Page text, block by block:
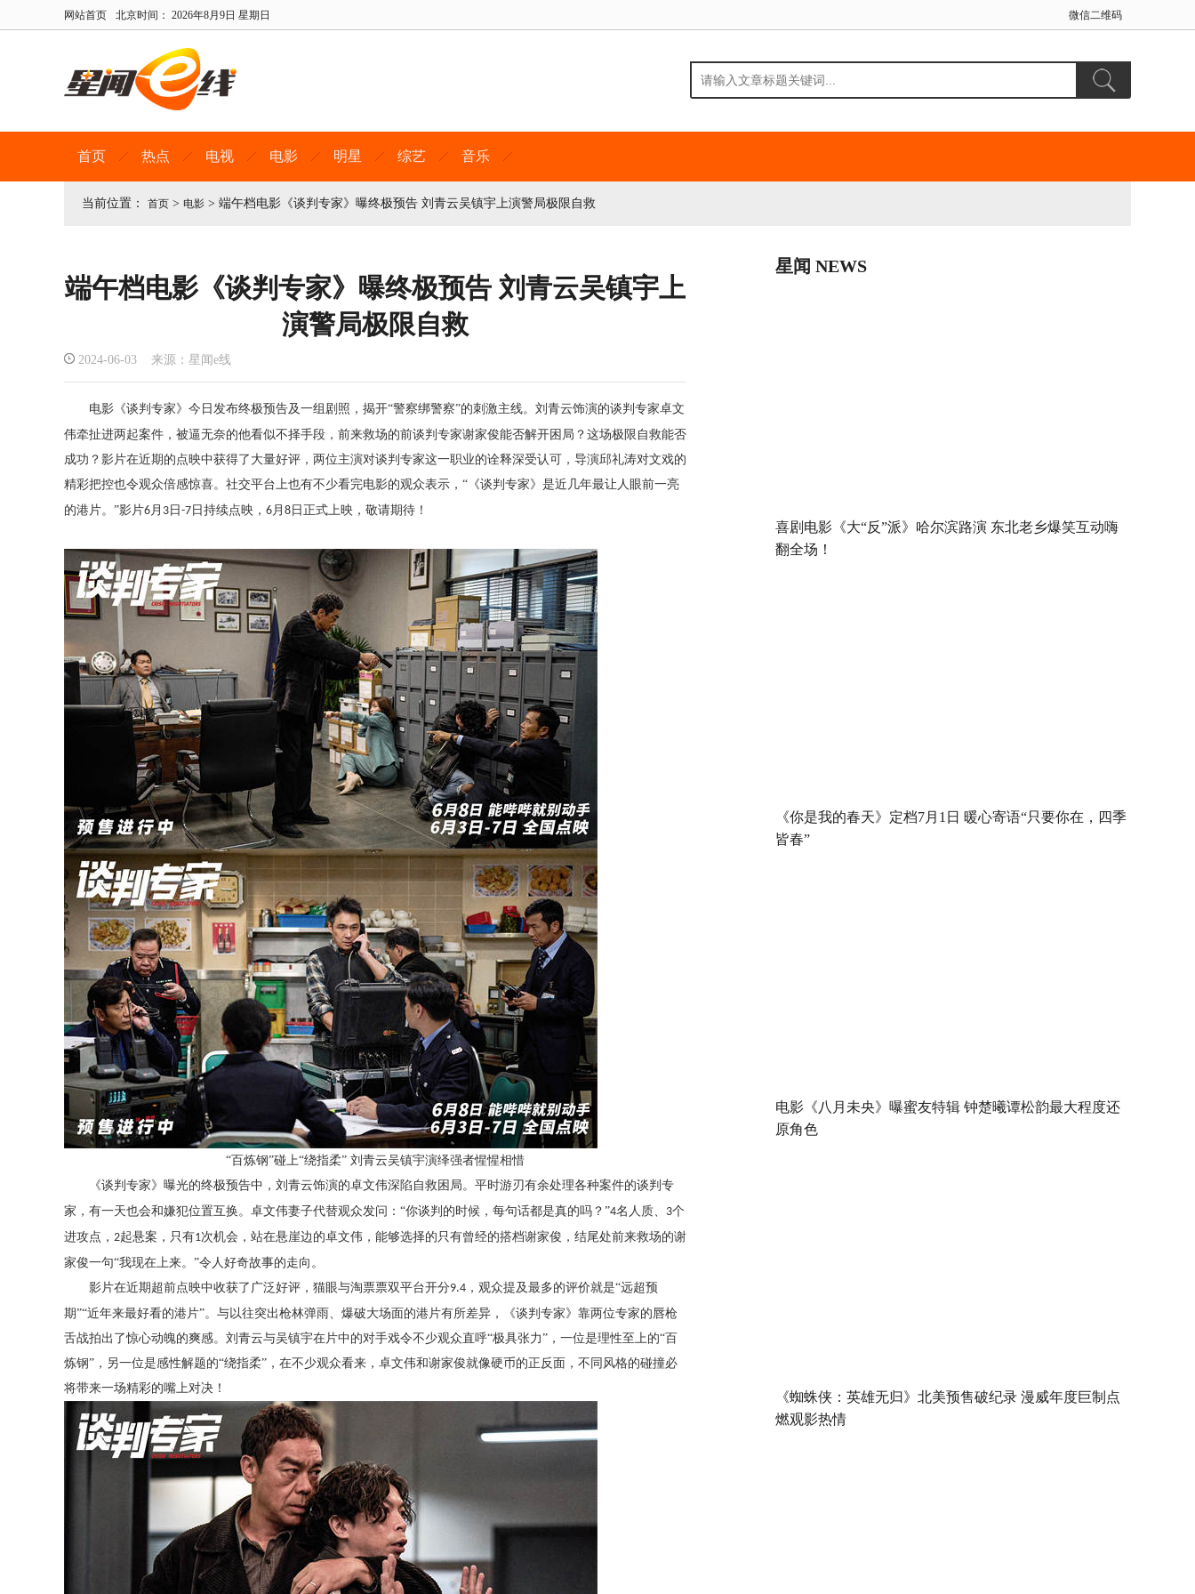
网站首页 北京时间： 2026年8月9日 星期日 微信二维码
首页 热点 电视 电影 明星 综艺 音乐
当前位置： 首页 > 电影 > 端午档电影《谈判专家》曝终极预告 刘青云吴镇宇上演警局极限自救
端午档电影《谈判专家》曝终极预告 刘青云吴镇宇上
演警局极限自救
2024-06-03 来源：星闻e线
电影《谈判专家》今日发布终极预告及一组剧照 ，揭开“警察绑警察”的刺激主线。刘青云饰演的谈判专家卓文
伟牵扯进两起案件，被逼无奈的他看似不择手段，前来救场的前谈判专家谢家俊能否解开困局？这场极限自救能否
成功？影片在近期的点映中获得了大量好评，两位主演对谈判专家这一职业的诠释深受认可，导演邱礼涛对文戏的
精彩把控也令观众倍感惊喜。社交平台上也有不少看完电影的观众表示，“《谈判专家》是近几年最让人眼前一亮
的港片。 ”影片6月 3 日 -7 日持续点映， 6月 8 日正式上映，敬请期待！
“百炼钢”碰上“绕指柔” 刘青云吴镇宇演绎强者惺惺相惜
《谈判专家》曝光的终极预告中， 刘青云饰演的卓文伟深陷自救困局。平时游刃有余处理各种案件的谈判专
家，有一天也会和嫌犯位置互换。卓文伟妻子代替观众发问： “你谈判的时候，每句话都是真的吗？”4名人质、 3个
进攻点， 2起悬案，只有1次机会，站在悬崖边的卓文伟，能够选择的只有曾经的搭档谢家俊，结尾处前来救场的谢
家俊一句“我现在上来。”令人好奇故事的走向。
影片在近期超前点映中收获了广泛好评，猫眼与淘票票双平台开分9.4 ，观众提及最多的评价就是“远超预
期”“近年来最好看的港片”。与以往突出枪林弹雨、爆破大场面的港片有所差异，《谈判专家》靠两位专家的唇枪
舌战拍出了惊心动魄的爽感。刘青云与吴镇宇在片中的对手戏令不少观众直呼“极具张力”，一位是理性至上的“百
炼钢”，另一位是感性解题的“绕指柔”，在不少观众看来，卓文伟和谢家俊就像硬币的正反面，不同风格的碰撞必
将带来一场精彩的嘴上对决！
星闻 NEWS
喜剧电影《大“反”派》哈尔滨路演 东北老乡爆笑互动嗨
翻全场！
《你是我的春天》定档7月1日 暖心寄语“只要你在，四季
皆春”
电影《八月未央》曝蜜友特辑 钟楚曦谭松韵最大程度还
原角色
《蜘蛛侠：英雄无归》北美预售破纪录 漫威年度巨制点
燃观影热情